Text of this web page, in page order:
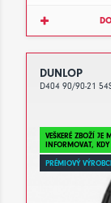
DUNLOP
D404 90/90-21
VEŠKERÉ ZBOŽÍ JE
INFORMOVAT, KDY
PRÉMIOVÝ